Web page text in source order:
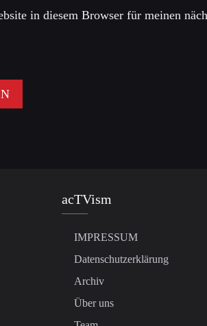
in diesem Browser für meinen
acTVism
IMPRESSUM
Datenschutzerklärung
Archiv
Über uns